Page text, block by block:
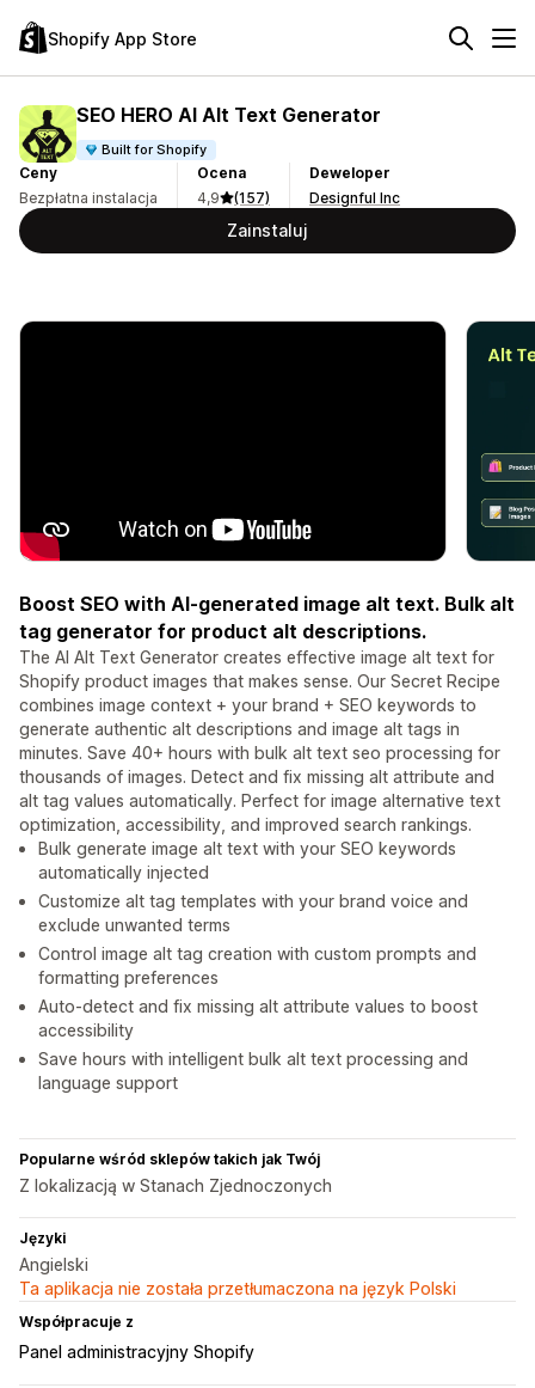
Shopify App Store
SEO HERO AI Alt Text Generator
Built for Shopify
Ceny
Bezpłatna instalacja
Ocena
4,9
(157)
Deweloper
Designful Inc
Zainstaluj
Boost SEO with AI-generated image alt text. Bulk alt
tag generator for product alt descriptions.
The AI Alt Text Generator creates effective image alt text for
Shopify product images that makes sense. Our Secret Recipe
combines image context + your brand + SEO keywords to
generate authentic alt descriptions and image alt tags in
minutes. Save 40+ hours with bulk alt text seo processing for
thousands of images. Detect and fix missing alt attribute and
alt tag values automatically. Perfect for image alternative text
optimization, accessibility, and improved search rankings.
Bulk generate image alt text with your SEO keywords
automatically injected
Customize alt tag templates with your brand voice and
exclude unwanted terms
Control image alt tag creation with custom prompts and
formatting preferences
Auto-detect and fix missing alt attribute values to boost
accessibility
Save hours with intelligent bulk alt text processing and
language support
Popularne wśród sklepów takich jak Twój
Z lokalizacją w Stanach Zjednoczonych
Języki
Angielski
Ta aplikacja nie została przetłumaczona na język Polski
Współpracuje z
Panel administracyjny Shopify